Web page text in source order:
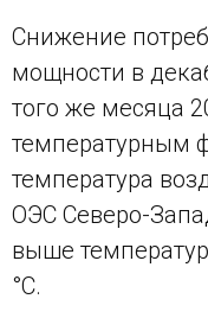
Снижение
мощности в
того же месяца
температурным
температура
ОЭС Северо-
выше
°С.